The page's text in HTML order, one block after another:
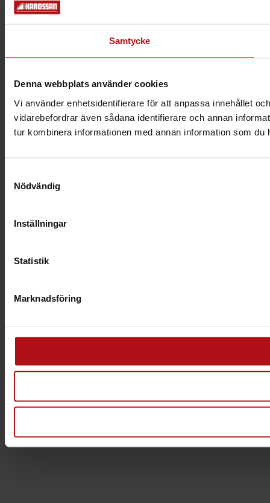
Samtycke
Denna webbplats använder cookies
Vi använder enhetsidentifierare för att anpassa innehållet
vidarebefordrar även sådana identifierare och annan
tur kombinera informationen med annan information som
Nödvändig
Inställningar
Statistik
Marknadsföring